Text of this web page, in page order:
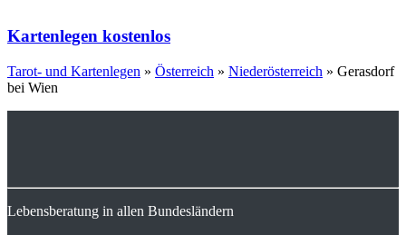
Kartenlegen kostenlos
Tarot- und Kartenlegen » Österreich » Niederösterreich » Gerasdorf
bei Wien
Lebensberatung in allen Bundesländern